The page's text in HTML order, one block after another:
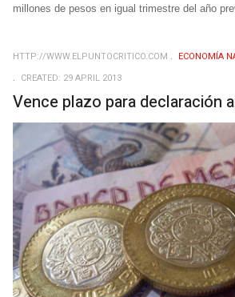
millones de pesos en igual trimestre del año
HTTP://WWW.ELPUNTOCRITICO.COM
ECONOMÍ­A
CREATED: 29 APRIL 2013
Vence plazo para declaración